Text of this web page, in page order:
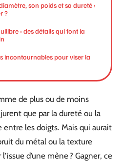
son poids et sa dureté :
?
: des détails qui font la
incontournables pour viser la
de plus ou de moins
que par la dureté ou la
les doigts. Mais qui aurait
du métal ou la texture
d’une mène ? Gagner, ce